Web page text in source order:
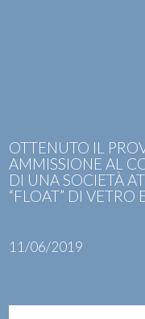
OTTENUTO IL
AMMISSIONE AL
DI UNA SOCIETÀ
“FLOAT” DI VETRO
11/06/2019